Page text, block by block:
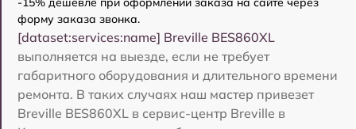
форму заказа звонка.
[dataset:services:name] Breville BES860XL
выполняется на выезде, если не требует
габаритного оборудования и длительного времени
ремонта. В таких случаях наш мастер привезет
Breville BES860XL в сервис-центр Breville в